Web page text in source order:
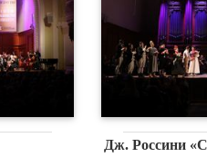
Дж. Россини